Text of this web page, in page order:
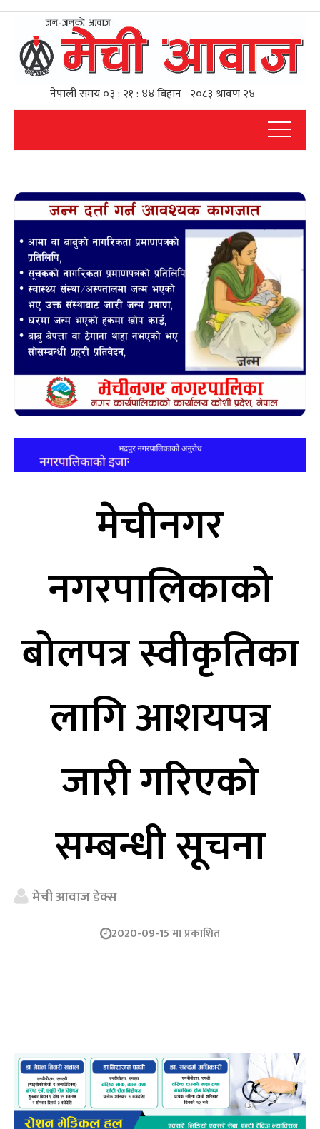
मेचीनगर
नगरपालिकाको
बोलपत्र स्वीकृतिका
लागि आशयपत्र
जारी गरिएको
सम्बन्धी सूचना
मेची आवाज डेक्स
2020-09-15 मा प्रकाशित